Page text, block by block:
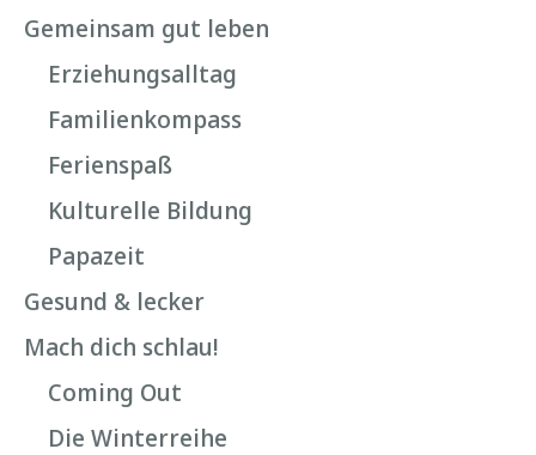
Gemeinsam gut leben
Erziehungsalltag
Familienkompass
Ferienspaß
Kulturelle Bildung
Papazeit
Gesund & lecker
Mach dich schlau!
Coming Out
Die Winterreihe